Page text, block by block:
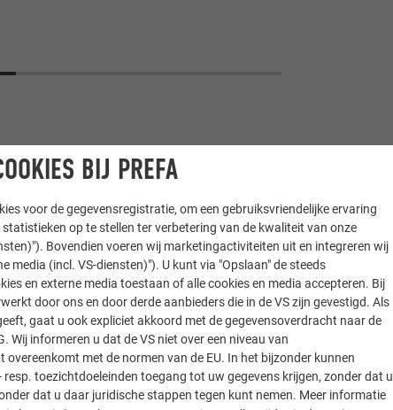
BIJ PREFA
voor de gegevensregistratie, om een gebruiksvriendelijke ervaring
statistieken op te stellen ter verbetering van de kwaliteit van onze
Bovendien voeren wij marketingactiviteiten uit en integreren wij
media (incl. VS-diensten)"). U kunt via "Opslaan" de steeds
en externe media toestaan of alle cookies en media accepteren. Bij
door ons en door derde aanbieders die in de VS zijn gevestigd. Als
gaat u ook expliciet akkoord met de gegevensoverdracht naar de
Wij informeren u dat de VS niet over een niveau van
met de normen van de EU. In het bijzonder kunnen
toezichtdoeleinden toegang tot uw gegevens krijgen, zonder dat u
dat u daar juridische stappen tegen kunt nemen. Meer informatie